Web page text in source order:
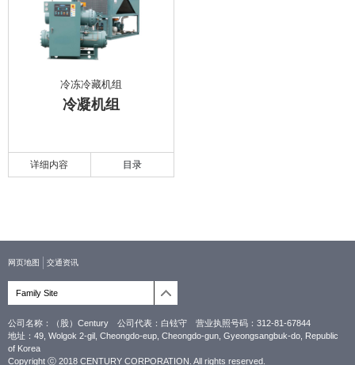
冷冻冷藏机组
冷凝机组
详细内容 目录
网页地图 交通资讯
Family Site
公司名称：（股）Century 公司代表：白铉守 营业执照号码：312-81-67844
地址：49, Wolgok 2-gil, Cheongdo-eup, Cheongdo-gun, Gyeongsangbuk-do, Republic
of Korea
Copyright ⓒ 2018 CENTURY CORPORATION. All rights reserved.